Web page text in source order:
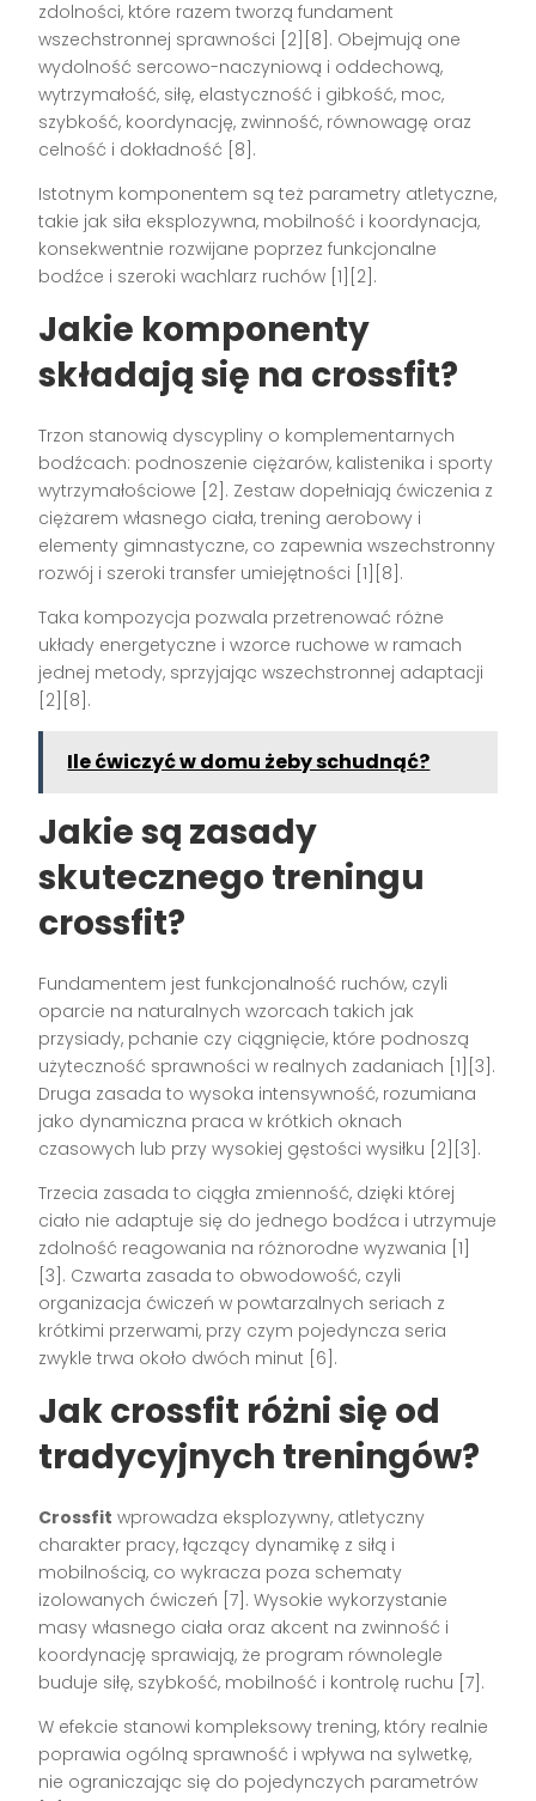
zdolności, które razem tworzą fundament
wszechstronnej sprawności [2][8]. Obejmują one
wydolność sercowo-naczyniową i oddechową,
wytrzymałość, siłę, elastyczność i gibkość, moc,
szybkość, koordynację, zwinność, równowagę oraz
celność i dokładność [8].
Istotnym komponentem są też parametry atletyczne,
takie jak siła eksplozywna, mobilność i koordynacja,
konsekwentnie rozwijane poprzez funkcjonalne
bodźce i szeroki wachlarz ruchów [1][2].
Jakie komponenty
składają się na crossfit?
Trzon stanowią dyscypliny o komplementarnych
bodźcach: podnoszenie ciężarów, kalistenika i sporty
wytrzymałościowe [2]. Zestaw dopełniają ćwiczenia z
ciężarem własnego ciała, trening aerobowy i
elementy gimnastyczne, co zapewnia wszechstronny
rozwój i szeroki transfer umiejętności [1][8].
Taka kompozycja pozwala przetrenować różne
układy energetyczne i wzorce ruchowe w ramach
jednej metody, sprzyjając wszechstronnej adaptacji
[2][8].
Ile ćwiczyć w domu żeby schudnąć?
Jakie są zasady
skutecznego treningu
crossfit?
Fundamentem jest funkcjonalność ruchów, czyli
oparcie na naturalnych wzorcach takich jak
przysiady, pchanie czy ciągnięcie, które podnoszą
użyteczność sprawności w realnych zadaniach [1][3].
Druga zasada to wysoka intensywność, rozumiana
jako dynamiczna praca w krótkich oknach
czasowych lub przy wysokiej gęstości wysiłku [2][3].
Trzecia zasada to ciągła zmienność, dzięki której
ciało nie adaptuje się do jednego bodźca i utrzymuje
zdolność reagowania na różnorodne wyzwania [1]
[3]. Czwarta zasada to obwodowość, czyli
organizacja ćwiczeń w powtarzalnych seriach z
krótkimi przerwami, przy czym pojedyncza seria
zwykle trwa około dwóch minut [6].
Jak crossfit różni się od
tradycyjnych treningów?
Crossfit wprowadza eksplozywny, atletyczny
charakter pracy, łączący dynamikę z siłą i
mobilnością, co wykracza poza schematy
izolowanych ćwiczeń [7]. Wysokie wykorzystanie
masy własnego ciała oraz akcent na zwinność i
koordynację sprawiają, że program równolegle
buduje siłę, szybkość, mobilność i kontrolę ruchu [7].
W efekcie stanowi kompleksowy trening, który realnie
poprawia ogólną sprawność i wpływa na sylwetkę,
nie ograniczając się do pojedynczych parametrów